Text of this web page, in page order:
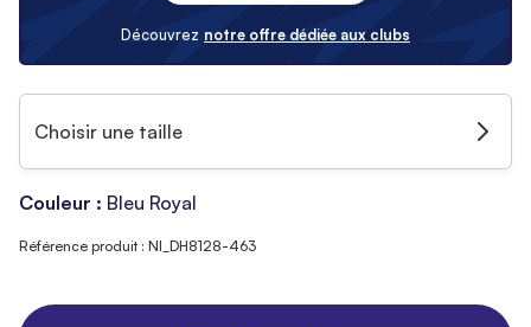
Découvrez notre offre dédiée aux clubs
Choisir une taille
Couleur : Bleu Royal
Référence produit : NI_DH8128-463